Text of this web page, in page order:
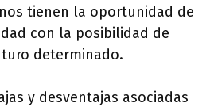
tienen la oportunidad de
con la posibilidad de
determinado.
y desventajas asociadas